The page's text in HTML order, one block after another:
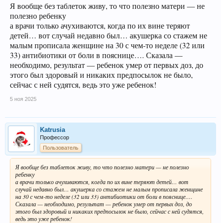
Я вообще без таблеток живу, то что полезно матери — не
полезно ребенку
а врачи только ачухиваются, когда по их вине теряют
детей… вот случай недавно был… акушерка со стажем не
малым прописала женщине на 30 с чем-то неделе (32 или
33) антибиотики от боли в пояснице…. Сказала —
необходимо, результат — ребенок умер от первых доз, до
этого был здоровый и никаких предпосылок не было,
сейчас с ней судятся, ведь это уже ребенок!
5 ноя 2025
Katrusia
Профессор
Пользователь
Я вообще без таблеток живу, то что полезно матери — не полезно
ребенку
а врачи только ачухиваются, когда по их вине теряют детей… вот
случай недавно был… акушерка со стажем не малым прописала женщине
на 30 с чем-то неделе (32 или 33) антибиотики от боли в пояснице….
Сказала — необходимо, результат — ребенок умер от первых доз, до
этого был здоровый и никаких предпосылок не было, сейчас с ней судятся,
ведь это уже ребенок!